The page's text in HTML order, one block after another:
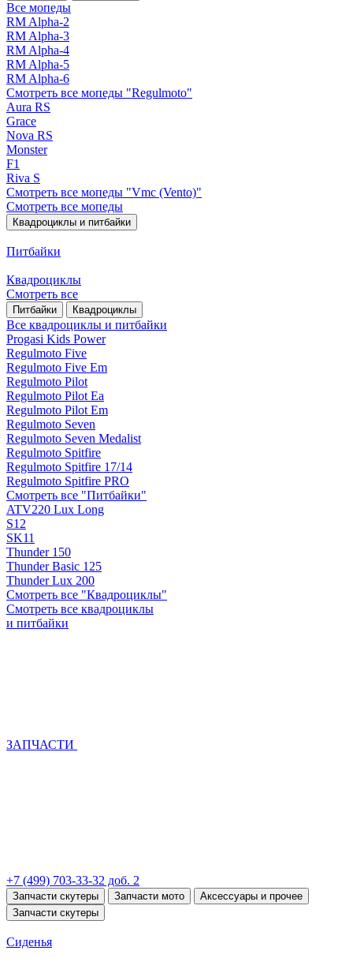
Все мопеды
RM Alpha-2
RM Alpha-3
RM Alpha-4
RM Alpha-5
RM Alpha-6
Смотреть все мопеды "Regulmoto"
Aura RS
Grace
Nova RS
Monster
F1
Riva S
Смотреть все мопеды "Vmc (Vento)"
Смотреть все мопеды
Квадроциклы и питбайки
Питбайки
Квадроциклы
Смотреть все
Питбайки Квадроциклы
Все квадроциклы и питбайки
Progasi Kids Power
Regulmoto Five
Regulmoto Five Em
Regulmoto Pilot
Regulmoto Pilot Ea
Regulmoto Pilot Em
Regulmoto Seven
Regulmoto Seven Medalist
Regulmoto Spitfire
Regulmoto Spitfire 17/14
Regulmoto Spitfire PRO
Смотреть все "Питбайки"
ATV220 Lux Long
S12
SK11
Thunder 150
Thunder Basic 125
Thunder Lux 200
Смотреть все "Квадроциклы"
Смотреть все квадроциклы
и питбайки
ЗАПЧАСТИ
+7 (499) 703-33-32 доб. 2
Запчасти скутеры Запчасти мото
Аксессуары и прочее
Запчасти скутеры
Сиденья